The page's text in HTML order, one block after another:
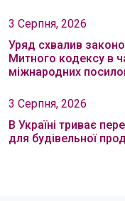
3 Серпня, 2026
Уряд схвалив
Митного кодексу в
міжнародних
3 Серпня, 2026
В Україні триває
для будівельної